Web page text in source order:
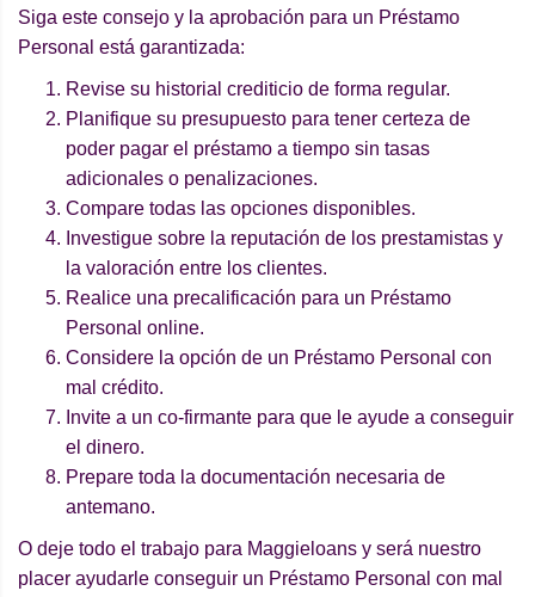
Siga este consejo y la aprobación para un Préstamo
Personal está garantizada:
Revise su historial crediticio de forma regular.
Planifique su presupuesto para tener certeza de
poder pagar el préstamo a tiempo sin tasas
adicionales o penalizaciones.
Compare todas las opciones disponibles.
Investigue sobre la reputación de los prestamistas y
la valoración entre los clientes.
Realice una precalificación para un Préstamo
Personal online.
Considere la opción de un Préstamo Personal con
mal crédito.
Invite a un co-firmante para que le ayude a conseguir
el dinero.
Prepare toda la documentación necesaria de
antemano.
O deje todo el trabajo para Maggieloans y será nuestro
placer ayudarle conseguir un Préstamo Personal con mal